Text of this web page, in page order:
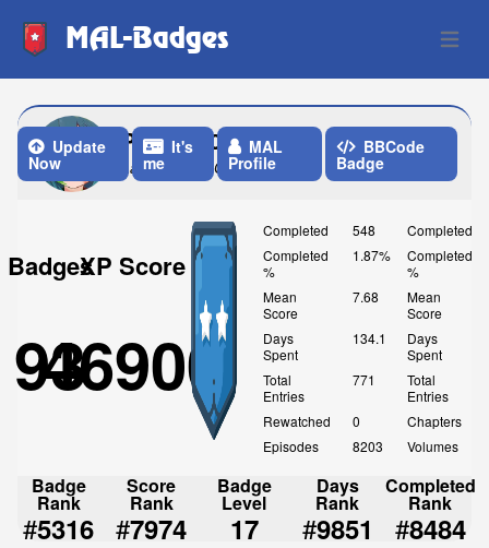
MAL-Badges Open
Panna2202
Last Update: One Week ago
Update
Now
It's
me
MAL
Profile
BBCode
Badge
Badges
93
XP Score
46900
Completed
548
Completed
%
1.87%
Mean
Score
7.68
Days
Spent
134.1
Total
Entries
771
Rewatched
0
Episodes
8203
Completed
Completed
%
Mean
Score
Days
Spent
Total
Entries
Chapters
Volumes
Badge
Rank
#5316
Score
Rank
#7974
Badge
Level
17
Days
Rank
#9851
Completed
Rank
#8484